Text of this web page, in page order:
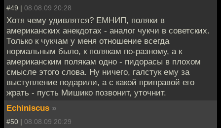
#49 | 08.08.09 20:28
Хотя чему удивлятся? ЕМНИП, поляки в
американских анекдотах - аналог чукчи в советских.
Только к чукчам у меня отношение всегда
нормальным было, к полякам по-разному, а к
американским полякам одно - пидорасы в плохом
смысле этого слова. Ну ничего, галстук ему за
выступление подарили, а с какой приправой его
жрать - пусть Мишико позвонит, уточнит.
Echiniscus »
#50 | 08.08.09 20:29